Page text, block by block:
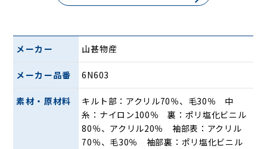
さらに陽は首元、袖口、足首は体温を逃しにくい仕様に改
良。保温力・透湿性・動きやすさ・抗菌消臭を兼ね備えた防
寒肌着の決定版です。
寒さからカラダを守る！体温を蓄え逃がさな
メーカー 山甚物産
メーカー品番 6N603
素材・原材料
キルト部：アクリル70％、毛30％ 中
糸：ナイロン100％ 裏：ポリ塩化ビニル
80％、アクリル20％ 袖部表：アクリル
70％、毛30％ 袖部裏：ポリ塩化ビニル